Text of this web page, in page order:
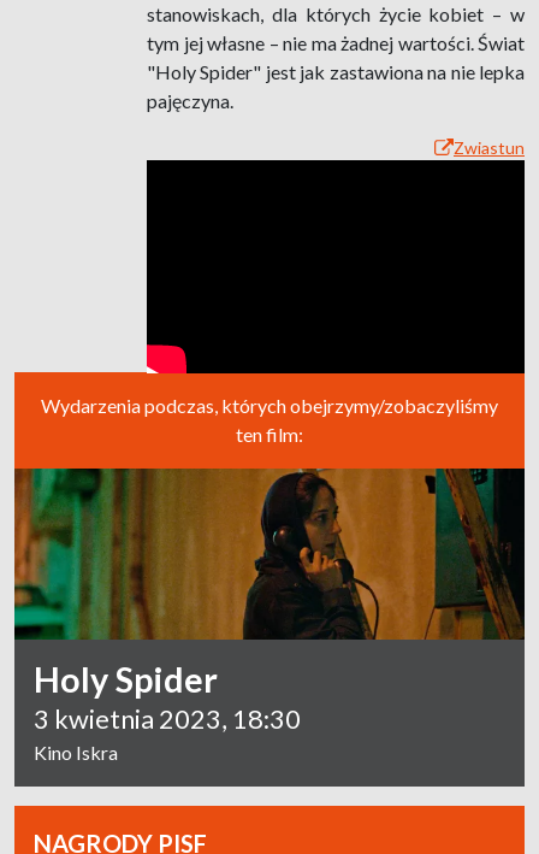
stanowiskach, dla których życie kobiet – w
tym jej własne – nie ma żadnej wartości. Świat
"Holy Spider" jest jak zastawiona na nie lepka
pajęczyna.
Zwiastun
Wydarzenia podczas, których obejrzymy/zobaczyliśmy
ten film:
Holy Spider
3 kwietnia 2023, 18:30
Kino Iskra
NAGRODY PISF